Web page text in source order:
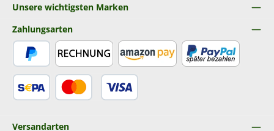
Unsere wichtigsten Marken
Zahlungsarten
Versandarten